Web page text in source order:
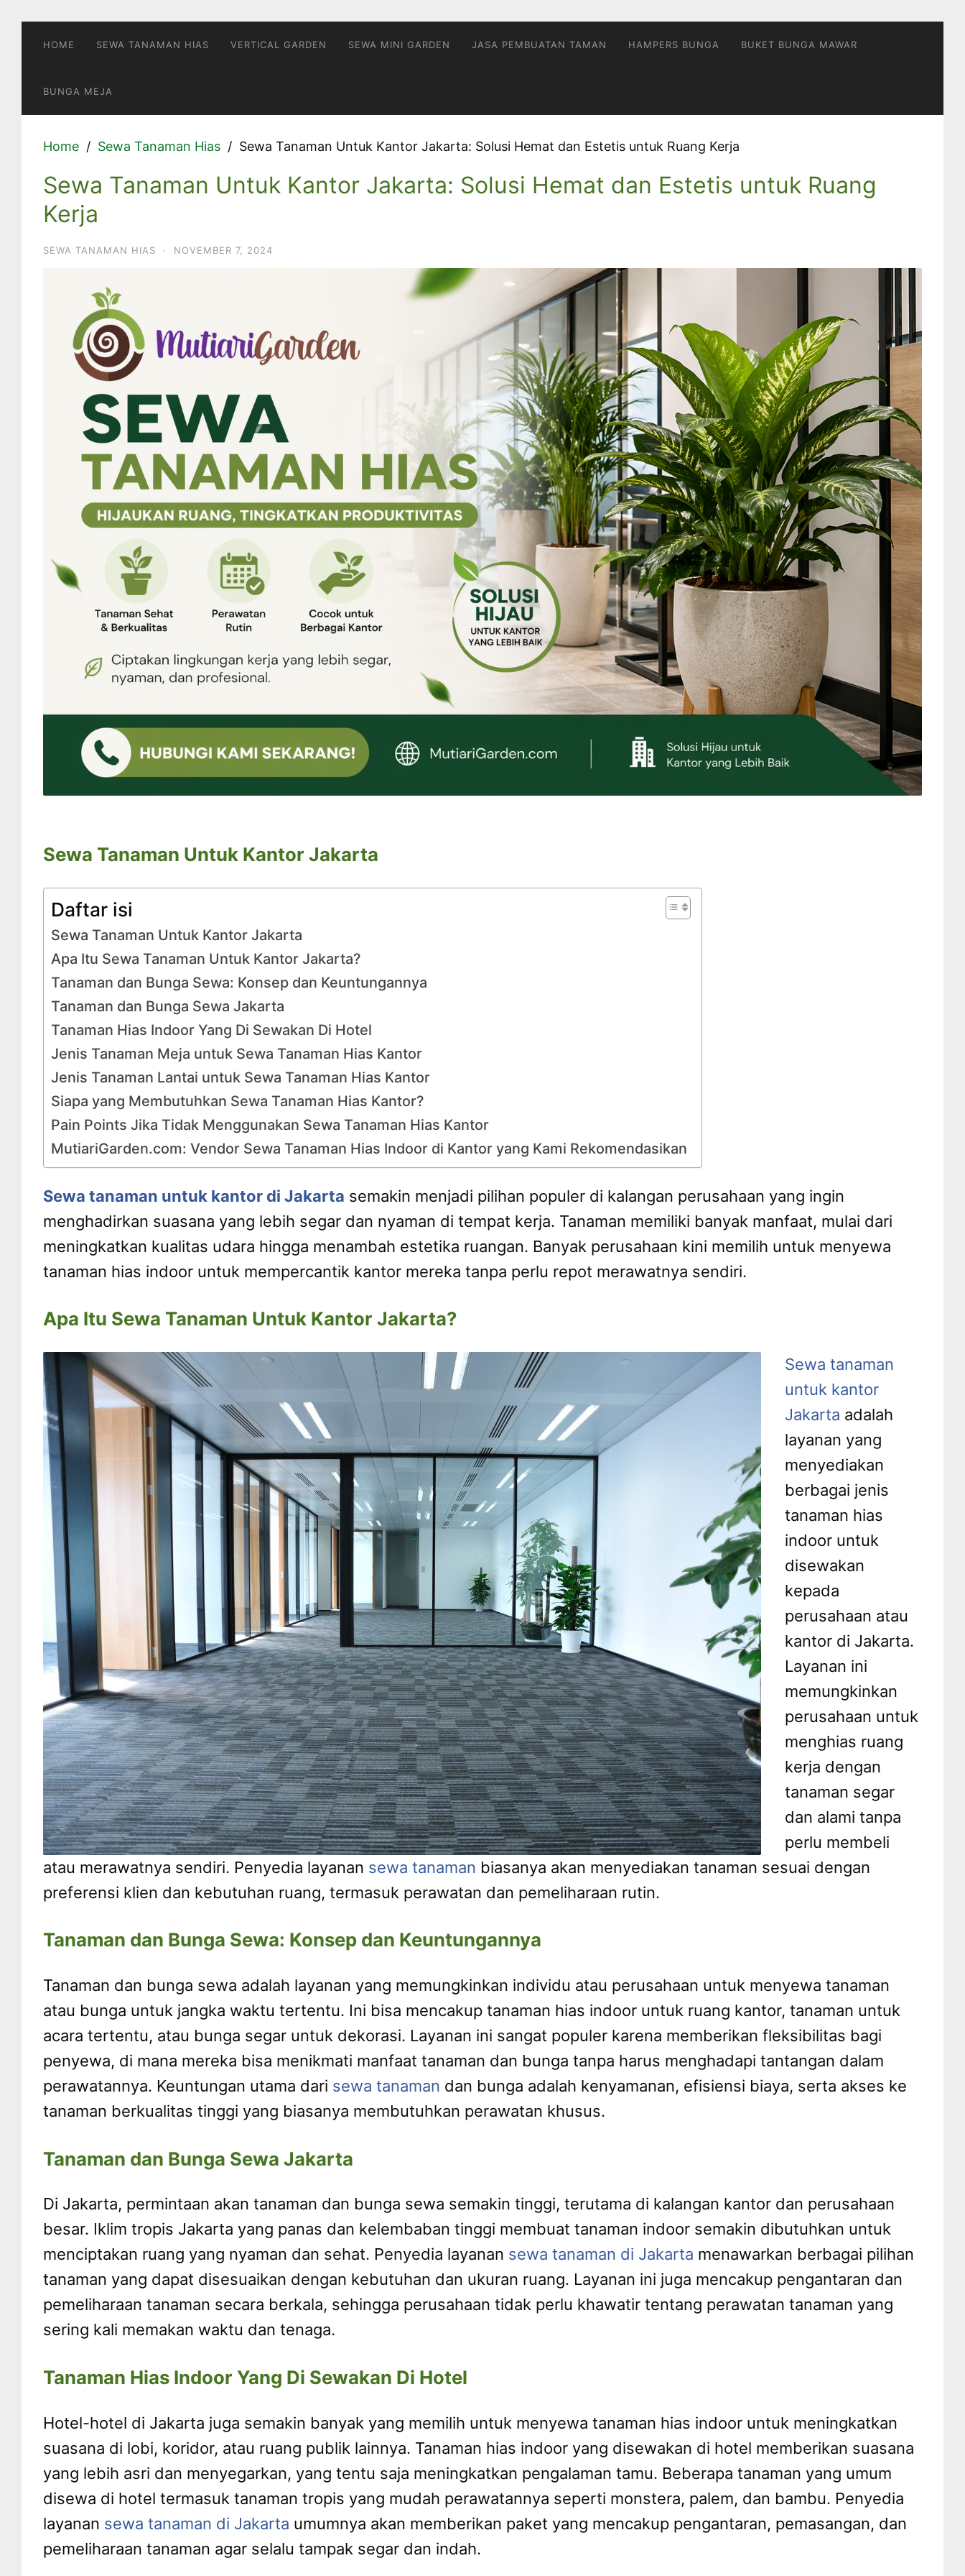
HOME SEWA TANAMAN HIAS VERTICAL GARDEN SEWA MINI GARDEN JASA PEMBUATAN TAMAN HAMPERS BUNGA BUKET BUNGA MAWAR
BUNGA MEJA
Home Sewa Tanaman Hias Sewa Tanaman Untuk Kantor Jakarta: Solusi Hemat dan Estetis untuk Ruang Kerja
Sewa Tanaman Untuk Kantor Jakarta: Solusi Hemat dan Estetis untuk Ruang
Kerja
SEWA TANAMAN HIAS · NOVEMBER 7, 2024
Sewa Tanaman Untuk Kantor Jakarta
Daftar isi
Sewa Tanaman Untuk Kantor Jakarta
Apa Itu Sewa Tanaman Untuk Kantor Jakarta?
Tanaman dan Bunga Sewa: Konsep dan Keuntungannya
Tanaman dan Bunga Sewa Jakarta
Tanaman Hias Indoor Yang Di Sewakan Di Hotel
Jenis Tanaman Meja untuk Sewa Tanaman Hias Kantor
Jenis Tanaman Lantai untuk Sewa Tanaman Hias Kantor
Siapa yang Membutuhkan Sewa Tanaman Hias Kantor?
Pain Points Jika Tidak Menggunakan Sewa Tanaman Hias Kantor
MutiariGarden.com: Vendor Sewa Tanaman Hias Indoor di Kantor yang Kami Rekomendasikan
Sewa tanaman untuk kantor di Jakarta semakin menjadi pilihan populer di kalangan perusahaan yang ingin
menghadirkan suasana yang lebih segar dan nyaman di tempat kerja. Tanaman memiliki banyak manfaat, mulai dari
meningkatkan kualitas udara hingga menambah estetika ruangan. Banyak perusahaan kini memilih untuk menyewa
tanaman hias indoor untuk mempercantik kantor mereka tanpa perlu repot merawatnya sendiri.
Apa Itu Sewa Tanaman Untuk Kantor Jakarta?
Sewa tanaman
untuk kantor
Jakarta adalah
layanan yang
menyediakan
berbagai jenis
tanaman hias
indoor untuk
disewakan
kepada
perusahaan atau
kantor di Jakarta.
Layanan ini
memungkinkan
perusahaan untuk
menghias ruang
kerja dengan
tanaman segar
dan alami tanpa
perlu membeli
atau merawatnya sendiri. Penyedia layanan sewa tanaman biasanya akan menyediakan tanaman sesuai dengan
preferensi klien dan kebutuhan ruang, termasuk perawatan dan pemeliharaan rutin.
Tanaman dan Bunga Sewa: Konsep dan Keuntungannya
Tanaman dan bunga sewa adalah layanan yang memungkinkan individu atau perusahaan untuk menyewa tanaman
atau bunga untuk jangka waktu tertentu. Ini bisa mencakup tanaman hias indoor untuk ruang kantor, tanaman untuk
acara tertentu, atau bunga segar untuk dekorasi. Layanan ini sangat populer karena memberikan fleksibilitas bagi
penyewa, di mana mereka bisa menikmati manfaat tanaman dan bunga tanpa harus menghadapi tantangan dalam
perawatannya. Keuntungan utama dari sewa tanaman dan bunga adalah kenyamanan, efisiensi biaya, serta akses ke
tanaman berkualitas tinggi yang biasanya membutuhkan perawatan khusus.
Tanaman dan Bunga Sewa Jakarta
Di Jakarta, permintaan akan tanaman dan bunga sewa semakin tinggi, terutama di kalangan kantor dan perusahaan
besar. Iklim tropis Jakarta yang panas dan kelembaban tinggi membuat tanaman indoor semakin dibutuhkan untuk
menciptakan ruang yang nyaman dan sehat. Penyedia layanan sewa tanaman di Jakarta menawarkan berbagai pilihan
tanaman yang dapat disesuaikan dengan kebutuhan dan ukuran ruang. Layanan ini juga mencakup pengantaran dan
pemeliharaan tanaman secara berkala, sehingga perusahaan tidak perlu khawatir tentang perawatan tanaman yang
sering kali memakan waktu dan tenaga.
Tanaman Hias Indoor Yang Di Sewakan Di Hotel
Hotel-hotel di Jakarta juga semakin banyak yang memilih untuk menyewa tanaman hias indoor untuk meningkatkan
suasana di lobi, koridor, atau ruang publik lainnya. Tanaman hias indoor yang disewakan di hotel memberikan suasana
yang lebih asri dan menyegarkan, yang tentu saja meningkatkan pengalaman tamu. Beberapa tanaman yang umum
disewa di hotel termasuk tanaman tropis yang mudah perawatannya seperti monstera, palem, dan bambu. Penyedia
layanan sewa tanaman di Jakarta umumnya akan memberikan paket yang mencakup pengantaran, pemasangan, dan
pemeliharaan tanaman agar selalu tampak segar dan indah.